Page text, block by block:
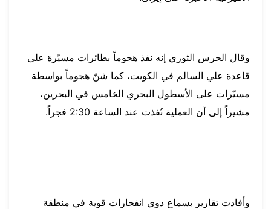
وقال الحرس الثوري إنه نفذ هجوماً بطائرات مسيّرة على
قاعدة علي السالم في الكويت، كما شنّ هجوماً بواسطة
مسيّرات على الأسطول البحري الخامس في البحرين،
مشيراً إلى أن العملية نُفذت عند الساعة 2:30 فجراً.
وأفادت تقارير بسماع دوي انفجارات قوية في منطقة